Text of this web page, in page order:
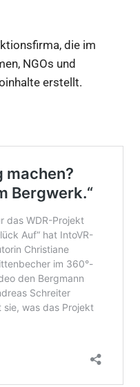
die im
NGOs und
erstellt.